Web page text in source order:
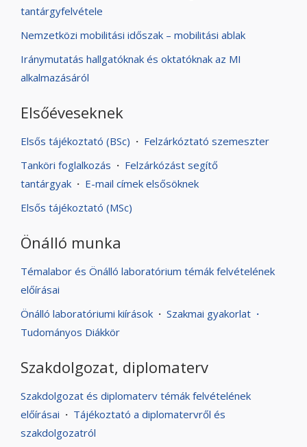
tantárgyfelvétele
Nemzetközi mobilitási időszak – mobilitási ablak
Iránymutatás hallgatóknak és oktatóknak az MI
alkalmazásáról
Elsőéveseknek
Elsős tájékoztató (BSc) · Felzárkóztató szemeszter
Tanköri foglalkozás · Felzárkózást segítő
tantárgyak · E-mail címek elsősöknek
Elsős tájékoztató (MSc)
Önálló munka
Témalabor és Önálló laboratórium témák felvételének
előírásai
Önálló laboratóriumi kiírások · Szakmai gyakorlat ·
Tudományos Diákkör
Szakdolgozat, diplomaterv
Szakdolgozat és diplomaterv témák felvételének
előírásai · Tájékoztató a diplomatervről és
szakdolgozatról